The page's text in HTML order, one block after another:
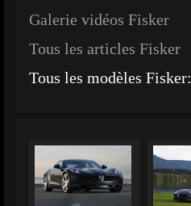
Galerie vidéos Fisker
Tous les articles Fisker
Tous les modèles Fisker: